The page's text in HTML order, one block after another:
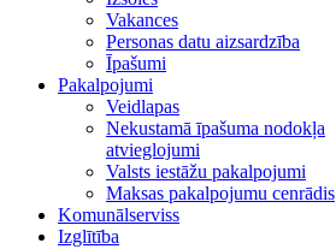
Vakances
Personas datu aizsardzība
Īpašumi
Pakalpojumi
Veidlapas
Nekustamā īpašuma nodokļa
atvieglojumi
Valsts iestāžu pakalpojumi
Maksas pakalpojumu cenrādis
Komunālserviss
Izglītība